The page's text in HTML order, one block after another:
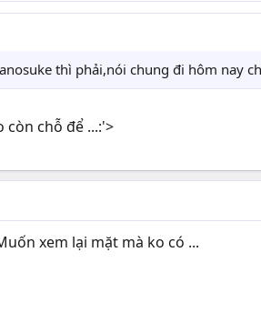
thì phải,nói chung đi hôm nay
còn chỗ để ...:'>
xem lại mặt mà ko có ...